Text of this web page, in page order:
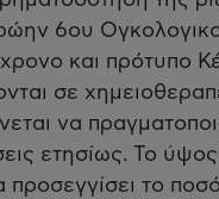
6ου
και πρότυπο
σε
να
ετησίως. Το
το